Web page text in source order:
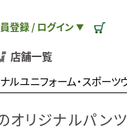
登録 / ログイン ▼
店舗一覧
ルユニフォーム・スポーツ
オリジナルパンツ